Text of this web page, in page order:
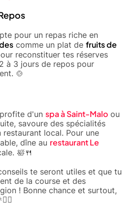
pour un repas riche en
comme un plat de fruits de
reconstituer tes réserves
à 3 jours de repos pour
🍲
d'un spa à Saint-Malo ou
savoure des spécialités
restaurant local. Pour une
dîne au restaurant Le
🛀🍴
te seront utiles et que tu
de la course et des
! Bonne chance et surtout,